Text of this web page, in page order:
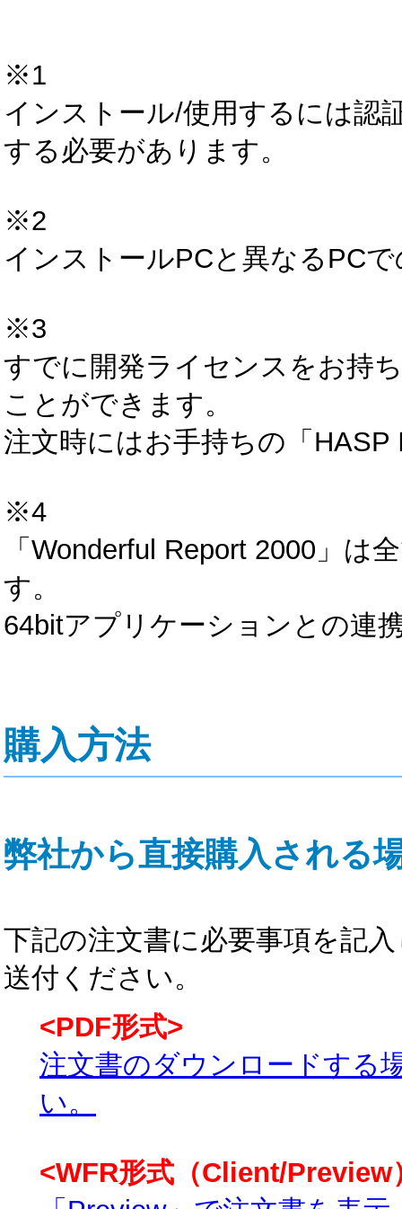
※1
インストール/使用するには認
する必要があります。
※2
インストールPCと異なるPC
※3
すでに開発ライセンスをお持
ことができます。
注文時にはお手持ちの「HASP
※4
「Wonderful Report 2000」は
す。
64bitアプリケーションとの連
購入方法
弊社から直接購入される
下記の注文書に必要事項を記
送付ください。
<PDF形式>
注文書のダウンロードする
い。
<WFR形式（Client/Preview